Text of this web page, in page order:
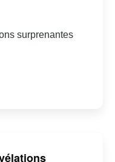
surprenantes